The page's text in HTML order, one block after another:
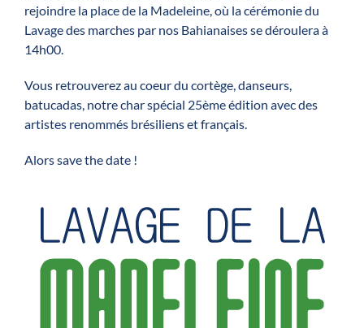
rejoindre la place de la Madeleine, où la cérémonie du
Lavage des marches par nos Bahianaises se déroulera à
14h00.
Vous retrouverez au coeur du cortège, danseurs,
batucadas, notre char spécial 25ème édition avec des
artistes renommés brésiliens et français.
Alors save the date !